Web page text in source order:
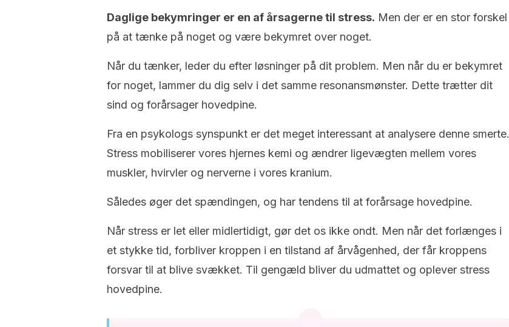
Daglige bekymringer er en af ​​årsagerne til stress. Men der er en stor forskel
på at tænke på noget og være bekymret over noget.
Når du tænker, ​​leder du efter løsninger på dit problem. Men når du er bekymret
for noget, lammer du dig selv i det samme resonansmønster. Dette trætter dit
sind og forårsager hovedpine.
Fra en psykologs synspunkt er det meget interessant at analysere denne smerte.
Stress mobiliserer vores hjernes kemi og ændrer ligevægten mellem vores
muskler, hvirvler og nerverne i vores kranium.
Således øger det spændingen, og har tendens til at forårsage hovedpine.
Når stress er let eller midlertidigt, gør det os ikke ondt. Men når det forlænges i
et stykke tid, forbliver kroppen i en tilstand af årvågenhed, der får kroppens
forsvar til at blive svækket. Til gengæld bliver du udmattet og oplever stress
hovedpine.